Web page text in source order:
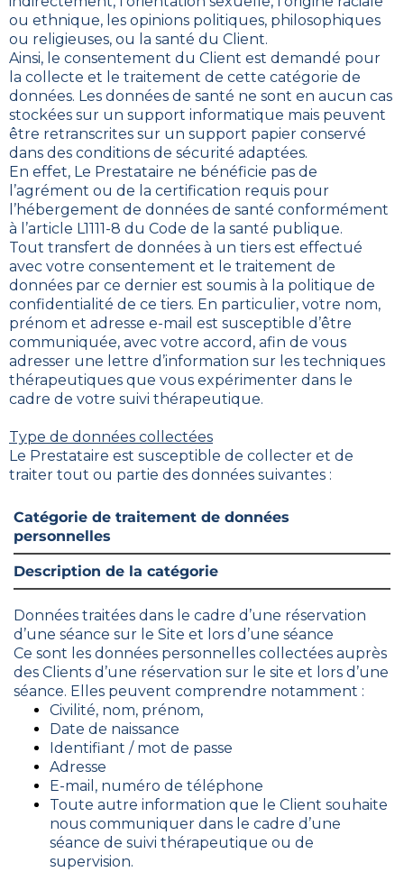
ou ethnique, les opinions politiques, philosophiques
ou religieuses, ou la santé du Client.
Ainsi, le consentement du Client est demandé pour
la collecte et le traitement de cette catégorie de
données. Les données de santé ne sont en aucun cas
stockées sur un support informatique mais peuvent
être retranscrites sur un support papier conservé
dans des conditions de sécurité adaptées.
En effet, Le Prestataire ne bénéficie pas de
l’agrément ou de la certification requis pour
l’hébergement de données de santé conformément
à l’article L1111-8 du Code de la santé publique.
Tout transfert de données à un tiers est effectué
avec votre consentement et le traitement de
données par ce dernier est soumis à la politique de
confidentialité de ce tiers. En particulier, votre nom,
prénom et adresse e-mail est susceptible d’être
communiquée, avec votre accord, afin de vous
adresser une lettre d’information sur les techniques
thérapeutiques que vous expérimenter dans le
cadre de votre suivi thérapeutique.
Type de données collectées
Le Prestataire est susceptible de collecter et de
traiter tout ou partie des données suivantes :
Catégorie de traitement de données
personnelles
Description de la catégorie
Données traitées dans le cadre d’une réservation
d’une séance sur le Site et lors d’une séance
Ce sont les données personnelles collectées auprès
des Clients d’une réservation sur le site et lors d’une
séance. Elles peuvent comprendre notamment :
Civilité, nom, prénom,
Date de naissance
Identifiant / mot de passe
Adresse
E-mail, numéro de téléphone
Toute autre information que le Client souhaite
nous communiquer dans le cadre d’une
séance de suivi thérapeutique ou de
supervision.